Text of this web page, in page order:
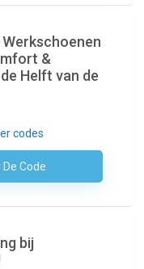
&
Helft van de
codes
Code
Geen Code Nodig
bij